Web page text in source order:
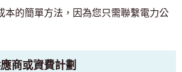
本的簡單方法，因為您只需聯繫電力公
商或資費計劃